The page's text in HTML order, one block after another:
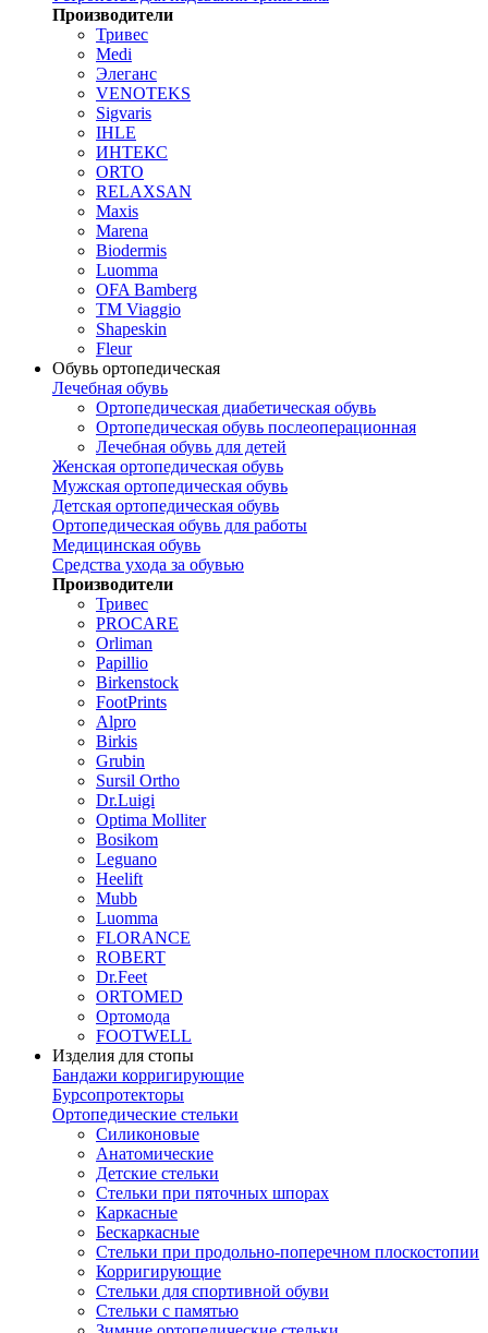
Производители
Тривес
Medi
Элеганс
VENOTEKS
Sigvaris
IHLE
ИНТЕКС
ORTO
RELAXSAN
Maxis
Marena
Biodermis
Luomma
OFA Bamberg
TM Viaggio
Shapeskin
Fleur
Обувь ортопедическая
Лечебная обувь
Ортопедическая диабетическая обувь
Ортопедическая обувь послеоперационная
Лечебная обувь для детей
Женская ортопедическая обувь
Мужская ортопедическая обувь
Детская ортопедическая обувь
Ортопедическая обувь для работы
Медицинская обувь
Средства ухода за обувью
Производители
Тривес
PROCARE
Orliman
Papillio
Birkenstock
FootPrints
Alpro
Birkis
Grubin
Sursil Ortho
Dr.Luigi
Optima Molliter
Bosikom
Leguano
Heelift
Mubb
Luomma
FLORANCE
ROBERT
Dr.Feet
ORTOMED
Ортомода
FOOTWELL
Изделия для стопы
Бандажи корригирующие
Бурсопротекторы
Ортопедические стельки
Силиконовые
Анатомические
Детские стельки
Стельки при пяточных шпорах
Каркасные
Бескаркасные
Стельки при продольно-поперечном плоскостопии
Корригирующие
Стельки для спортивной обуви
Стельки с памятью